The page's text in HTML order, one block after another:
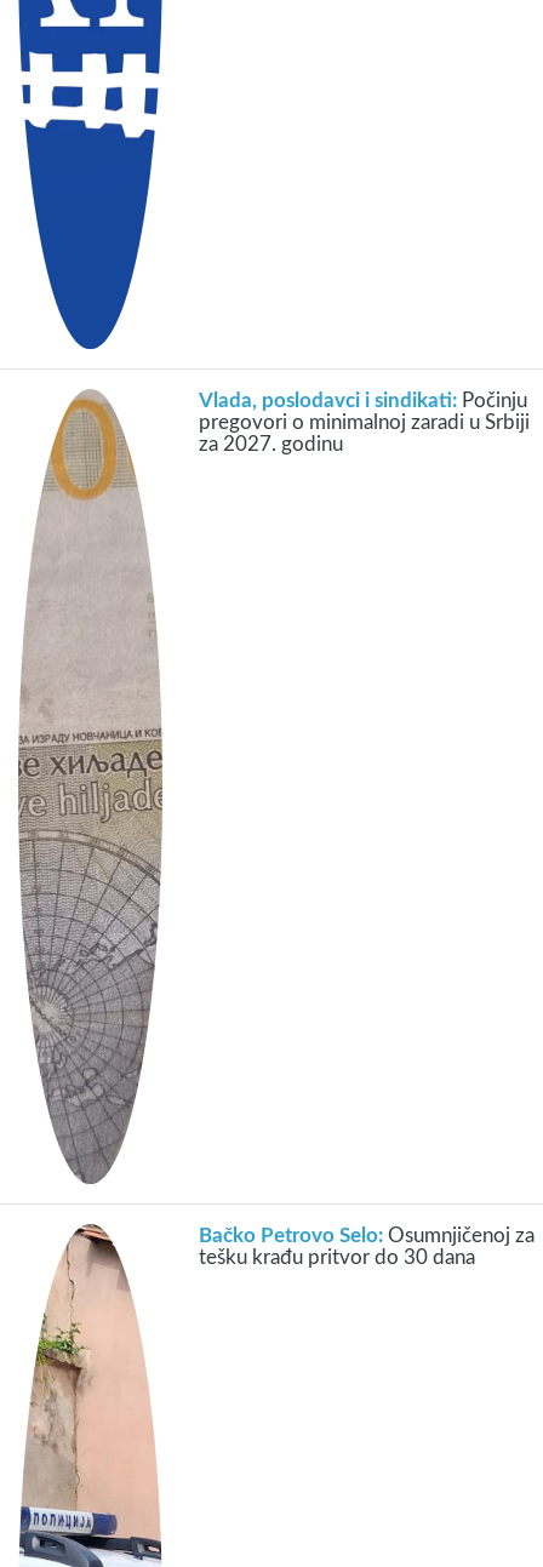
Vlada, poslodavci i sindikati: Počinju
pregovori o minimalnoj zaradi u Srbiji
za 2027. godinu
Bačko Petrovo Selo:Osumnjičenoj za
tešku krađu pritvor do 30 dana